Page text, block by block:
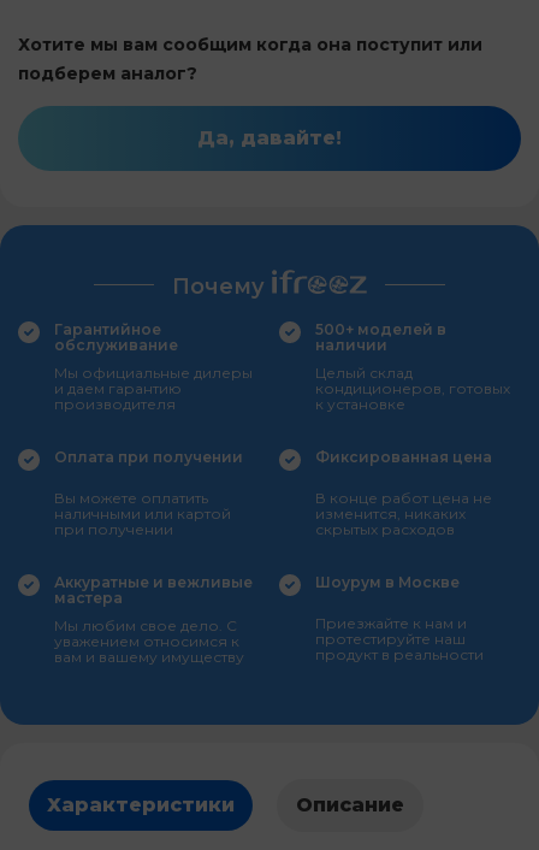
Хотите мы вам сообщим когда она поступит или
подберем аналог?
Да, давайте!
Почему
Гарантийное
обслуживание
Мы официальные дилеры
и даем гарантию
производителя
500+ моделей в
наличии
Целый склад
кондиционеров, готовых
к установке
Оплата при получении
Вы можете оплатить
наличными или картой
при получении
Фиксированная цена
В конце работ цена не
изменится, никаких
скрытых расходов
Аккуратные и вежливые
мастера
Мы любим свое дело. С
уважением относимся к
вам и вашему имуществу
Шоурум в Москве
Приезжайте к нам и
протестируйте наш
продукт в реальности
Характеристики Описание